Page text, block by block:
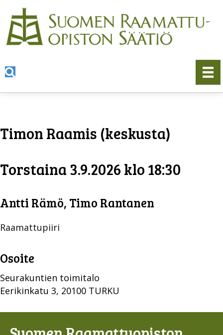
Timon Raamis (keskusta)
Torstaina 3.9.2026 klo 18:30
Antti Rämö, Timo Rantanen
Raamattupiiri
Osoite
Seurakuntien toimitalo
Eerikinkatu 3, 20100 TURKU